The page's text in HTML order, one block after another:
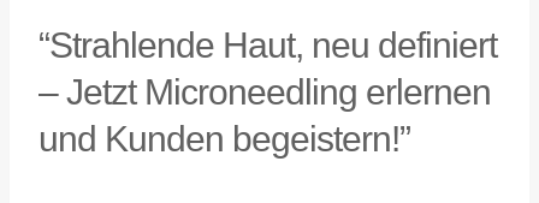
“Strahlende Haut, neu definiert
– Jetzt Microneedling erlernen
und Kunden begeistern!”